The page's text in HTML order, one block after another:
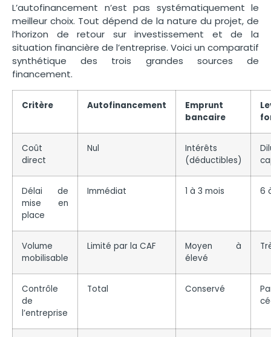
L’autofinancement n’est pas systématiquement le
meilleur choix. Tout dépend de la nature du projet, de
l’horizon de retour sur investissement et de la
situation financière de l’entreprise. Voici un comparatif
synthétique des trois grandes sources de
financement.
Critère Autofinancement
Emprunt
bancaire
Coût
direct
Nul
Intérêts
(déductibles)
Délai de
mise en
place
Immédiat 1 à 3 mois 6
Volume
mobilisable
Limité par la CAF
Moyen à
élevé
Contrôle
de
l’entreprise
Total Conservé